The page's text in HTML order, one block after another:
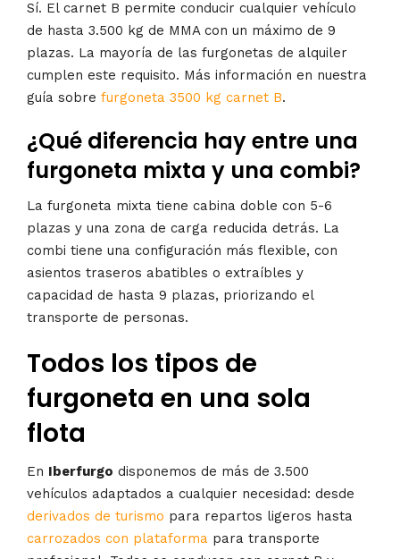
Sí. El carnet B permite conducir cualquier vehículo
de hasta 3.500 kg de MMA con un máximo de 9
plazas. La mayoría de las furgonetas de alquiler
cumplen este requisito. Más información en nuestra
guía sobre furgoneta 3500 kg carnet B.
¿Qué diferencia hay entre una
furgoneta mixta y una combi?
La furgoneta mixta tiene cabina doble con 5-6
plazas y una zona de carga reducida detrás. La
combi tiene una configuración más flexible, con
asientos traseros abatibles o extraíbles y
capacidad de hasta 9 plazas, priorizando el
transporte de personas.
Todos los tipos de
furgoneta en una sola
flota
En Iberfurgo disponemos de más de 3.500
vehículos adaptados a cualquier necesidad: desde
derivados de turismo para repartos ligeros hasta
carrozados con plataforma para transporte